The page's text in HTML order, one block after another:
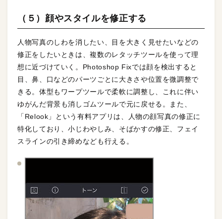
（５）顔やスタイルを修正する
人物写真のしわを消したい、目を大きく見せたいなどの
修正をしたいときは、複数のレタッチツールを使って理
想に近づけていく。Photoshop Fixでは顔を検出すると
目、鼻、口などのパーツごとに大きさや位置を微調整で
きる。体型もワープツールで柔軟に調整し、これに伴い
ゆがんだ背景も消しゴムツールで元に戻せる。また、
「Relook」という有料アプリは、人物の顔写真の修正に
特化しており、小じわやしみ、そばかすの修正、フェイ
スラインの引き締めなども行える。